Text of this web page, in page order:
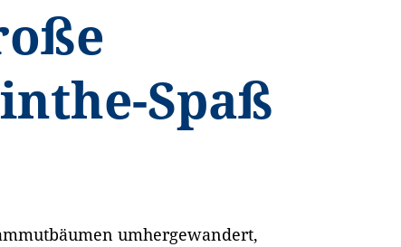
Spaß
umhergewandert,